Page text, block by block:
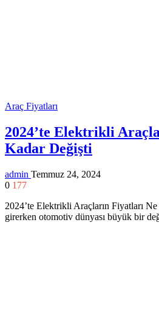
Araç Fiyatları
2024’te Elektrikli
Kadar Değişti
admin Temmuz 24, 2024
0 177
2024’te Elektrikli Araçların Fiyatları
girerken otomotiv dünyası büyük bir